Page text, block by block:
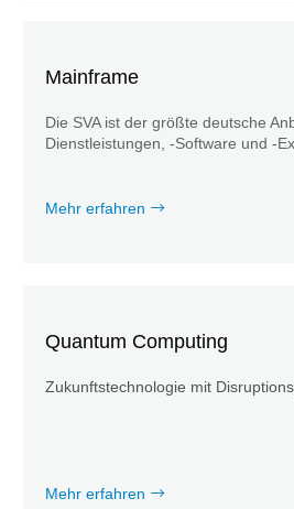
Mainframe
Die SVA ist der größte deutsche
Dienstleistungen, -Software und -
Mehr erfahren
Quantum Computing
Zukunftstechnologie mit
Mehr erfahren